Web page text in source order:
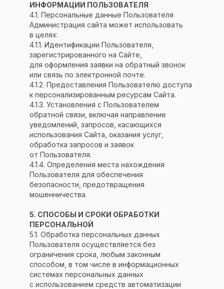
ИНФОРМАЦИИ ПОЛЬЗОВАТЕЛЯ
4.1. Персональные данные Пользователя
Администрация сайта может использовать
в целях:
4.1.1. Идентификации Пользователя,
зарегистрированного на Сайте,
для оформления заявки на обратный звонок
или связь по электронной почте.
4.1.2. Предоставления Пользователю доступа
к персонализированным ресурсам Сайта.
4.1.3. Установления с Пользователем
обратной связи, включая направление
уведомлений, запросов, касающихся
использования Сайта, оказания услуг,
обработка запросов и заявок
от Пользователя.
4.1.4. Определения места нахождения
Пользователя для обеспечения
безопасности, предотвращения
мошенничества.
5. СПОСОБЫ И СРОКИ ОБРАБОТКИ
ПЕРСОНАЛЬНОЙ
5.1. Обработка персональных данных
Пользователя осуществляется без
ограничения срока, любым законным
способом, в том числе в информационных
системах персональных данных
с использованием средств автоматизации